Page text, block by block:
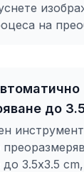
на
до
инструмент
3.5x3.5